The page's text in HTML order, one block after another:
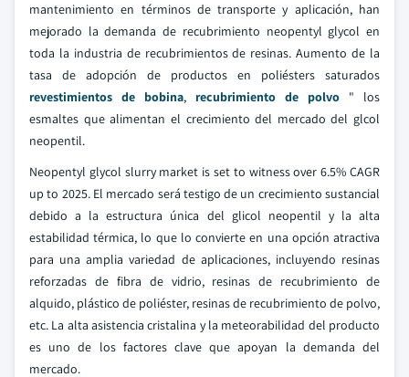
mantenimiento en términos de transporte y aplicación, han
mejorado la demanda de recubrimiento neopentyl glycol en
toda la industria de recubrimientos de resinas. Aumento de la
tasa de adopción de productos en poliésters saturados
revestimientos de bobina, recubrimiento de polvo " los
esmaltes que alimentan el crecimiento del mercado del glcol
neopentil.
Neopentyl glycol slurry market is set to witness over 6.5% CAGR
up to 2025. El mercado será testigo de un crecimiento sustancial
debido a la estructura única del glicol neopentil y la alta
estabilidad térmica, lo que lo convierte en una opción atractiva
para una amplia variedad de aplicaciones, incluyendo resinas
reforzadas de fibra de vidrio, resinas de recubrimiento de
alquido, plástico de poliéster, resinas de recubrimiento de polvo,
etc. La alta asistencia cristalina y la meteorabilidad del producto
es uno de los factores clave que apoyan la demanda del
mercado.